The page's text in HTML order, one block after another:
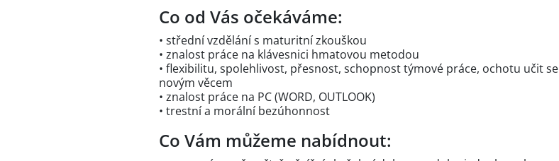
Co od Vás očekáváme:
• střední vzdělání s maturitní zkouškou
• znalost práce na klávesnici hmatovou metodou
• flexibilitu, spolehlivost, přesnost, schopnost týmové práce, ochotu učit se
novým věcem
• znalost práce na PC (WORD, OUTLOOK)
• trestní a morální bezúhonnost
Co Vám můžeme nabídnout: